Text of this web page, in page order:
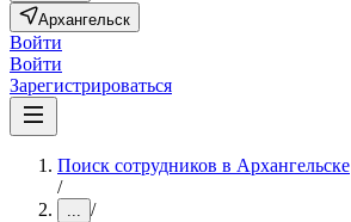
Архангельск
Войти
Войти
Зарегистрироваться
Поиск сотрудников в Архангельске
/
... /